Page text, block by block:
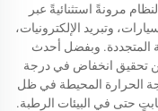
مرونةً استثنائيةً عبر
وتبريد الإلكترونيات،
المتجددة. وبفضل أحدث
تحقيق انخفاض في درجة
مئوية دون درجة الحرارة المحيطة في ظل
حتى في البيئات الرطبة.